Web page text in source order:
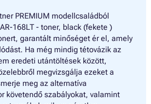
PREMIUM modellcsaládból
168LT - toner, black (fekete )
garantált minőséget ér el, amely
Ha még mindig tétovázik az
eredeti utántöltések között,
megvizsgálja ezeket a
meg az alternatíva
követendő szabályokat, valamint